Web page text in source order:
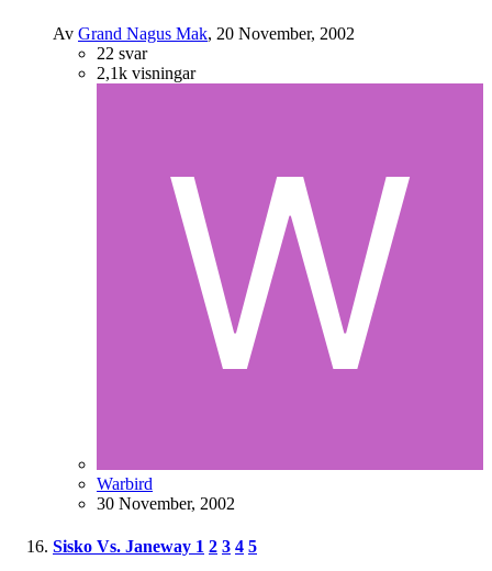
Av Grand Nagus Mak, 20 November, 2002
22 svar
2,1k visningar
Warbird
30 November, 2002
Sisko Vs. Janeway 1 2 3 4 5